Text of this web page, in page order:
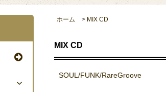
ホーム > MIX CD
MIX CD
SOUL/FUNK/RareGroove